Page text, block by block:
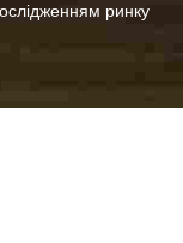
ринку